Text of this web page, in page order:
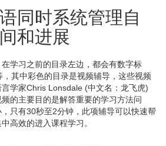
同时系统管理自
和进展
学习之前的目录左边，都会有数字标
其中彩色的目录是视频辅导，这些视频
学家Chris Lonsdale (中文名：龙飞虎)
的主要目的是解答重要的学习方法问
只有30秒至2分钟，此项辅导可以快速帮
高效的进入课程学习。